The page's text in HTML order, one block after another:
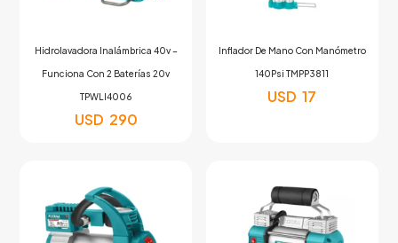
Hidrolavadora Inalámbrica 40v –
Funciona Con 2 Baterías 20v
TPWLI4006
USD 290
Inflador De Mano Con Manómetro
140Psi TMPP3811
USD 17